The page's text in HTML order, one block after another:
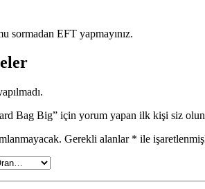
sormadan EFT yapmayınız.
Bag Big” için yorum yapan ilk kişi siz olun
Gerekli alanlar * ile